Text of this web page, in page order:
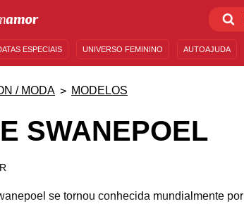
ESPECIAIS UNIVERSO FEMININO AUTOAJUDA
/ MODA MODELOS
SWANEPOEL
se tornou conhecida mundialmente por